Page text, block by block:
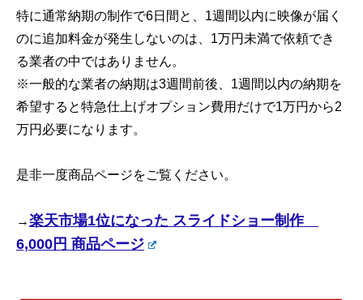
特に通常納期の制作で6日間と、1週間以内に映像が届く
のに追加料金が発生しないのは、1万円未満で依頼でき
る業者の中ではありません。
※一般的な業者の納期は3週間前後、1週間以内の納期を
希望すると特急仕上げオプション費用だけで1万円から2
万円必要になります。
是非一度商品ページをご覧ください。
→楽天市場1位になった スライドショー制作
6,000円 商品ページ